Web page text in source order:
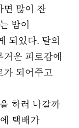
면 많이 잔
밤이
되었다. 달의
운 피로감에
가 되어주고
하러 나갈까
택배가